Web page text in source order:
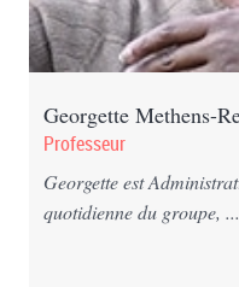
Georgette Methens-
Professeur
Georgette est
quotidienne du groupe, ...